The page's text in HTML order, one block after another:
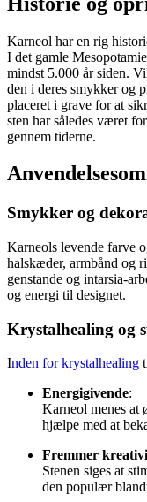
Karneol har en rig
I det gamle
mindst 5.000 år siden.
den i deres smykker og
placeret i grave for at
sten har således været
gennem tiderne.
Smykker og
Karneols levende farve
halskæder, armbånd og
genstande og intarsia-
og energi til designet.
Krystalhealing og
Inden for krystalhealing
Energigivende:
Karneol menes at
hjælpe med at
Fremmer
Stenen siges at
den populær